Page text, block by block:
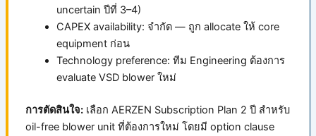
uncertain ปีที่ 3–4)
CAPEX availability: จำกัด — ถูก allocate ให้ core
equipment ก่อน
Technology preference: ทีม Engineering ต้องการ
evaluate VSD blower ใหม่
การตัดสินใจ:เลือก AERZEN Subscription Plan 2 ปี สำหรับ
oil-free blower unit ที่ต้องการใหม่ โดยมี option clause